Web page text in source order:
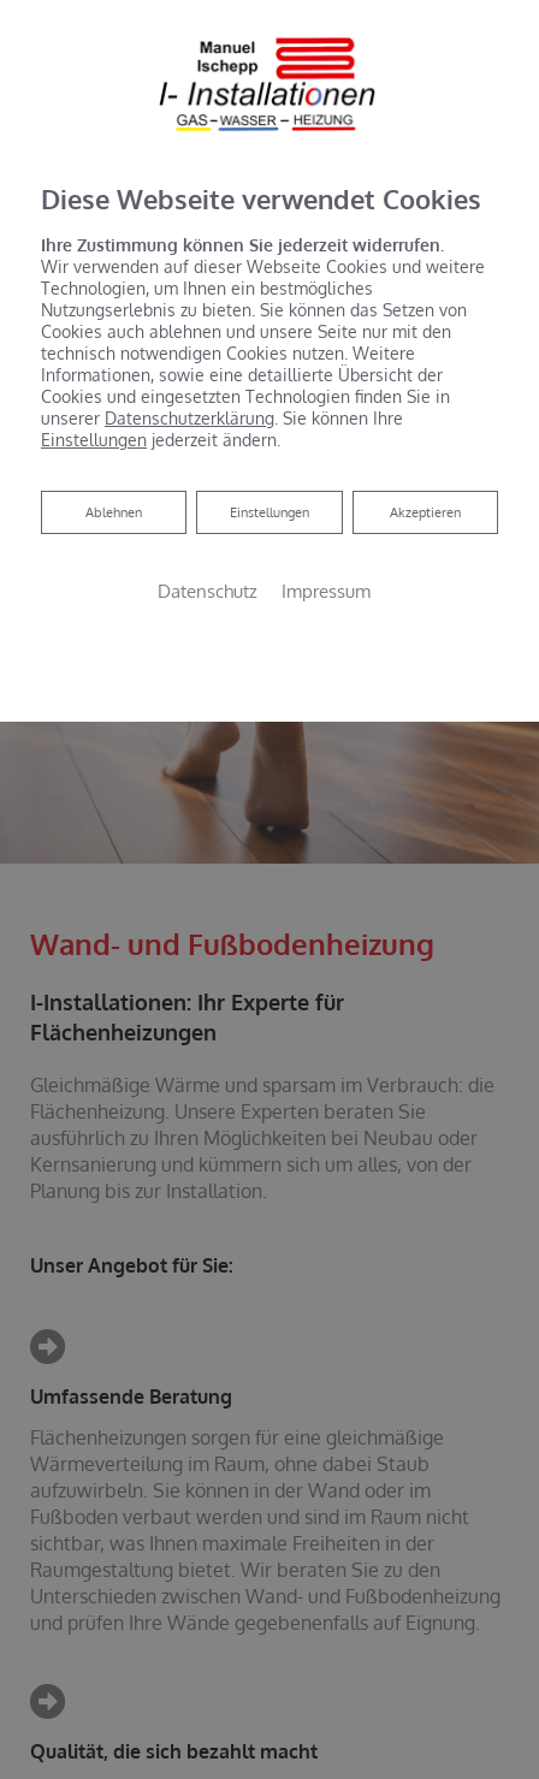
Wand- und Fußbodenheizung
I-Installationen: Ihr Experte für
Flächenheizungen
Gleichmäßige Wärme und sparsam im Verbrauch: die
Flächenheizung. Unsere Experten beraten Sie
ausführlich zu Ihren Möglichkeiten bei Neubau oder
Kernsanierung und kümmern sich um alles, von der
Planung bis zur Installation.
Unser Angebot für Sie:
Umfassende Beratung
Flächenheizungen sorgen für eine gleichmäßige
Wärmeverteilung im Raum, ohne dabei Staub
aufzuwirbeln. Sie können in der Wand oder im
Fußboden verbaut werden und sind im Raum nicht
sichtbar, was Ihnen maximale Freiheiten in der
Raumgestaltung bietet. Wir beraten Sie zu den
Unterschieden zwischen Wand- und Fußbodenheizung
und prüfen Ihre Wände gegebenenfalls auf Eignung.
Qualität, die sich bezahlt macht
Diese Webseite verwendet Cookies
Ihre Zustimmung können Sie jederzeit widerrufen.
Wir verwenden auf dieser Webseite Cookies und weitere
Technologien, um Ihnen ein bestmögliches
Nutzungserlebnis zu bieten. Sie können das Setzen von
Cookies auch ablehnen und unsere Seite nur mit den
technisch notwendigen Cookies nutzen. Weitere
Informationen, sowie eine detaillierte Übersicht der
Cookies und eingesetzten Technologien finden Sie in
unserer Datenschutzerklärung . Sie können Ihre
Einstellungen jederzeit ändern.
Akzeptieren
Einstellungen
Ablehnen
Ablehnen
Datenschutz Impressum